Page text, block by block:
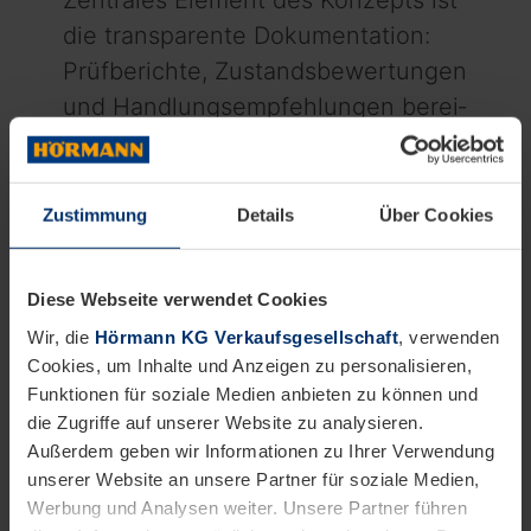
Zustimmung Details Über Cookies
Diese Webseite verwendet Cookies
Wir, die Hörmann KG Verkaufsgesellschaft , verwenden
Cookies, um Inhalte und Anzeigen zu personalisieren,
Funktionen für soziale Medien anbieten zu können und
die Zugriffe auf unserer Website zu analysieren.
Außerdem geben wir Informationen zu Ihrer Verwendung
unserer Website an unsere Partner für soziale Medien,
Werbung und Analysen weiter. Unsere Partner führen
die transparente Dokumentation:
Prüfberichte, Zustandsbewertungen
und Handlungsempfehlungen be­rei­
t­et Hörmann individuell auf. Unsere
Kunden erhalten eine klare Ein­
schätz­ung – inklusive Foto- und
Video­doku­mentation – und können
betont Kanwischer. Damit trage der
Hörmann Service nachweislich zur
Senkung der Total Costs of
Ownership (TCO) bei. Und wie steht
es mit der Einhaltung gesetzlicher